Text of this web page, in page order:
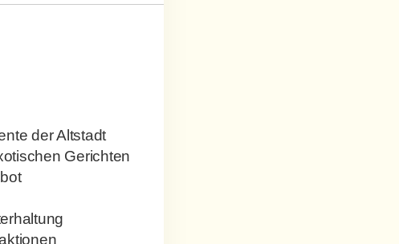
der Altstadt
Gerichten